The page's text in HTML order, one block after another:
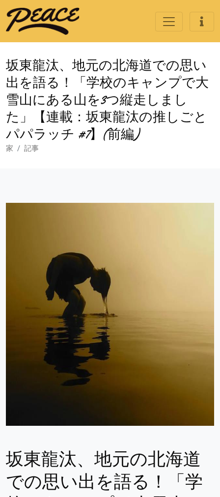
坂東龍汰、地元の北海道での思い
出を語る！「学校のキャンプで大
雪山にある山を3つ縦走しまし
た」【連載：坂東龍汰の推しごと
パパラッチ #7】(前編)
家 記事
坂東龍汰、地元の北海道
での思い出を語る！「学